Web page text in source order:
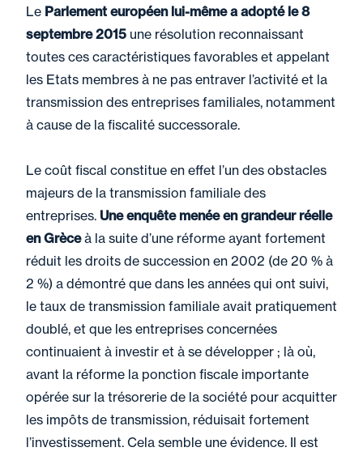
Le Parlement européen lui-même a adopté le 8
septembre 2015 une résolution reconnaissant
toutes ces caractéristiques favorables et appelant
les Etats membres à ne pas entraver l’activité et la
transmission des entreprises familiales, notamment
à cause de la fiscalité successorale.
Le coût fiscal constitue en effet l’un des obstacles
majeurs de la transmission familiale des
entreprises. Une enquête menée en grandeur réelle
en Grèceà la suite d’une réforme ayant fortement
réduit les droits de succession en 2002 (de 20 % à
2 %) a démontré que dans les années qui ont suivi,
le taux de transmission familiale avait pratiquement
doublé, et que les entreprises concernées
continuaient à investir et à se développer ; là où,
avant la réforme la ponction fiscale importante
opérée sur la trésorerie de la société pour acquitter
les impôts de transmission, réduisait fortement
l’investissement. Cela semble une évidence. Il est